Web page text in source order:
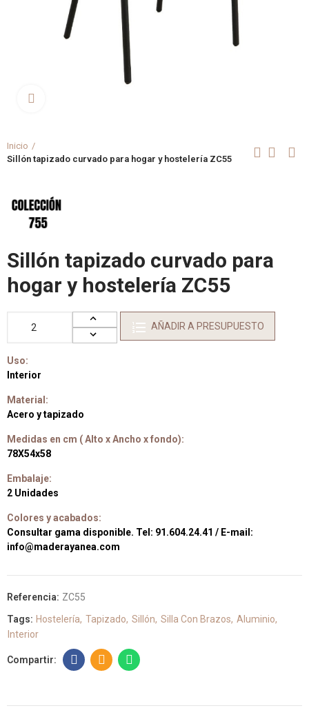
Inicio
Sillón tapizado curvado para hogar y hostelería ZC55
Sillón tapizado curvado para
hogar y hostelería ZC55
AÑADIR A PRESUPUESTO
Uso:
Interior
Material:
Acero y tapizado
Medidas en cm ( Alto x Ancho x fondo):
78X54x58
Embalaje:
2 Unidades
Colores y acabados:
Consultar gama disponible. Tel: 91.604.24.41 / E-mail:
info@maderayanea.com
Referencia: ZC55
Tags: Hostelería Tapizado Sillón Silla Con Brazos Aluminio
Interior